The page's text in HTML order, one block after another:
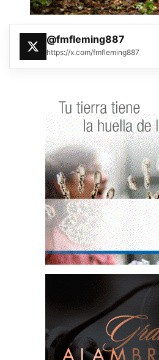
@fmfleming887
https://x.com/fmfleming887